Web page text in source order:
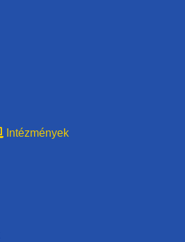
Intézmények